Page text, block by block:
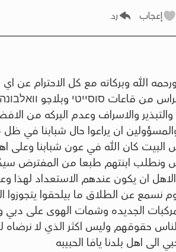
إعجاب رد
الله وبركاته مع كل الاحترام عن
من قاعات סוסייטי وبلاجو
والاسراف وعدم البركه من
ان يراعوا حال شبابنا في ظل
كان الله في عون شبابنا وعلى
ونطلب ابنتهم طبعا من المفترض
ان يكون عندهم الاستعداد لهذا
نسمع عن الطلاق ما بيلحقوا يتجوزوا
الجديده وشمات الهوى على دبي
حقوقهم وليس اكثر الذي لا نرضاه
الى اهل بلدنا يافا الحبيبه